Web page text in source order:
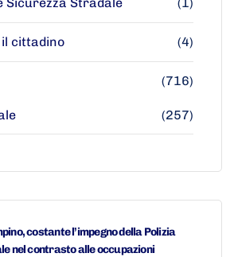
Sicurezza Stradale (1)
il cittadino (4)
(716)
(257)
costante l’impegno della Polizia
nel contrasto alle occupazioni